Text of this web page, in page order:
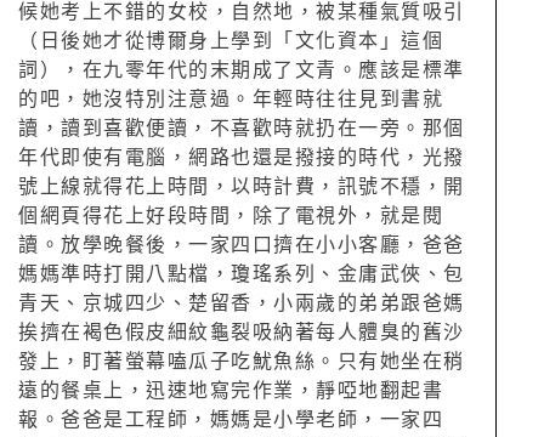
候她考上不錯的女校，自然地，被某種氣質吸引
（日後她才從博爾身上學到「文化資本」這個
詞），在九零年代的末期成了文青。應該是標準
的吧，她沒特別注意過。年輕時往往見到書就
讀，讀到喜歡便讀，不喜歡時就扔在一旁。那個
年代即使有電腦，網路也還是撥接的時代，光撥
號上線就得花上時間，以時計費，訊號不穩，開
個網頁得花上好段時間，除了電視外，就是閱
讀。放學晚餐後，一家四口擠在小小客廳，爸爸
媽媽準時打開八點檔，瓊瑤系列、金庸武俠、包
青天、京城四少、楚留香，小兩歲的弟弟跟爸媽
挨擠在褐色假皮細紋龜裂吸納著每人體臭的舊沙
發上，盯著螢幕嗑瓜子吃魷魚絲。只有她坐在稍
遠的餐桌上，迅速地寫完作業，靜啞地翻起書
報。爸爸是工程師，媽媽是小學老師，一家四